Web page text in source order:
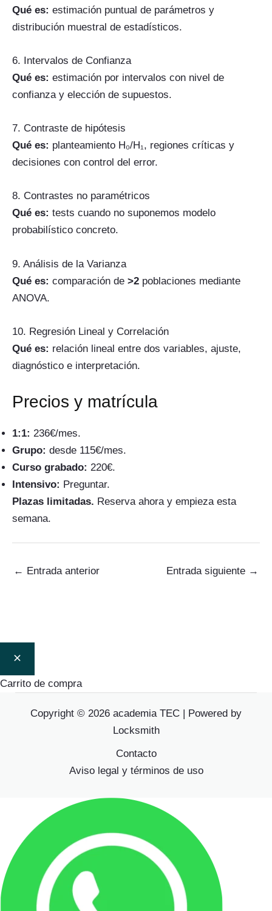
Qué es: estimación puntual de parámetros y
distribución muestral de estadísticos.
6. Intervalos de Confianza
Qué es: estimación por intervalos con nivel de
confianza y elección de supuestos.
7. Contraste de hipótesis
Qué es: planteamiento H₀/H₁, regiones críticas y
decisiones con control del error.
8. Contrastes no paramétricos
Qué es: tests cuando no suponemos modelo
probabilístico concreto.
9. Análisis de la Varianza
Qué es: comparación de >2 poblaciones mediante
ANOVA.
10. Regresión Lineal y Correlación
Qué es: relación lineal entre dos variables, ajuste,
diagnóstico e interpretación.
Precios y matrícula
1:1: 236€/mes.
Grupo: desde 115€/mes.
Curso grabado: 220€.
Intensivo: Preguntar.
Plazas limitadas. Reserva ahora y empieza esta
semana.
← Entrada anterior Entrada siguiente →
Carrito de compra
Copyright © 2026 academia TEC | Powered by
Locksmith
Contacto
Aviso legal y términos de uso